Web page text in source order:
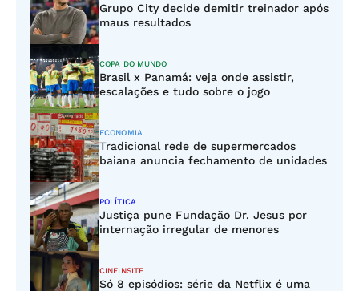
Grupo City decide demitir treinador após
maus resultados
COPA DO MUNDO
Brasil x Panamá: veja onde assistir,
escalações e tudo sobre o jogo
ECONOMIA
Tradicional rede de supermercados
baiana anuncia fechamento de unidades
POLÍTICA
Justiça pune Fundação Dr. Jesus por
internação irregular de menores
CINEINSITE
Só 8 episódios: série da Netflix é uma